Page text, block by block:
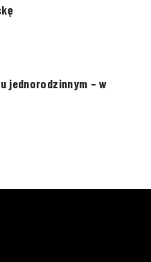
jednorodzinnym – w